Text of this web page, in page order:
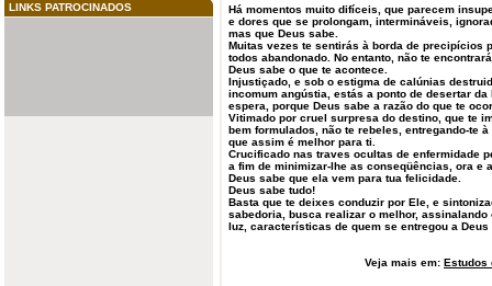
LINKS PATROCINADOS
Há momentos muito difíceis, que parecem
e dores que se prolongam, intermináveis,
mas que Deus sabe.
Muitas vezes te sentirás à borda de precipícios
todos abandonado. No entanto, não te
Deus sabe o que te acontece.
Injustiçado, e sob o estigma de calúnias
incomum angústia, estás a ponto de desertar
espera, porque Deus sabe a razão do que te
Vitimado por cruel surpresa do destino, que te
bem formulados, não te rebeles, entregando-te
que assim é melhor para ti.
Crucificado nas traves ocultas de enfermidade
a fim de minimizar-lhe as conseqüências, ora e
Deus sabe que ela vem para tua felicidade.
Deus sabe tudo!
Basta que te deixes conduzir por Ele, e
sabedoria, busca realizar o melhor,
luz, características de quem se entregou a Deus
Veja mais em: Estudos